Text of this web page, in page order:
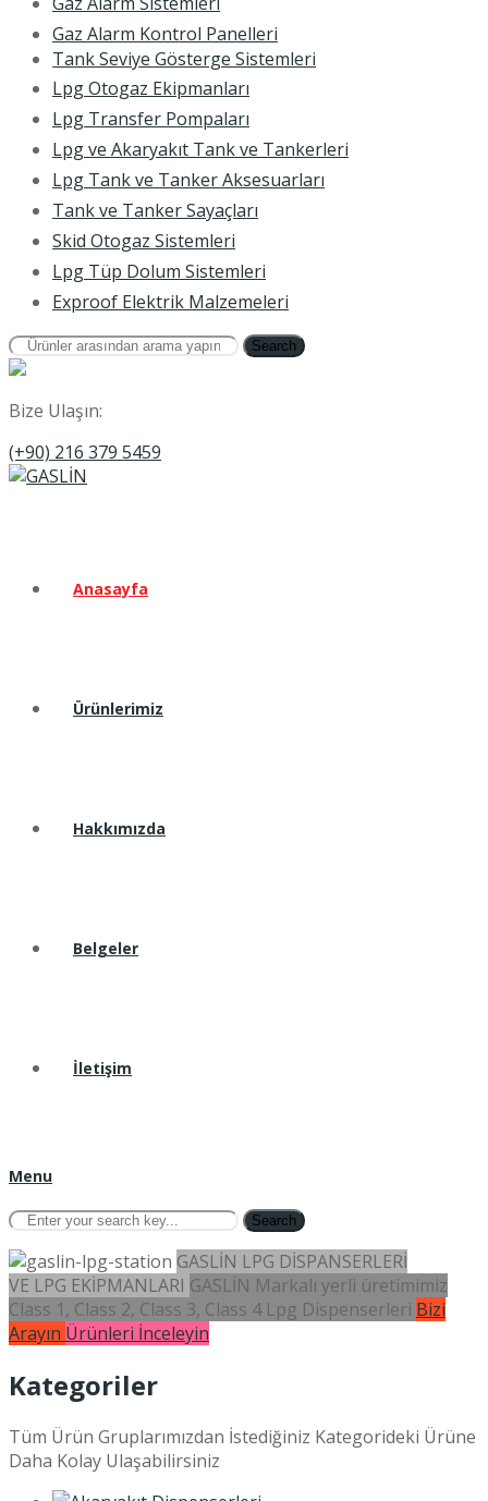
Gaz Alarm Kontrol Panelleri
Tank Seviye Gösterge Sistemleri
Lpg Otogaz Ekipmanları
Lpg Transfer Pompaları
Lpg ve Akaryakıt Tank ve Tankerleri
Lpg Tank ve Tanker Aksesuarları
Tank ve Tanker Sayaçları
Skid Otogaz Sistemleri
Lpg Tüp Dolum Sistemleri
Exproof Elektrik Malzemeleri
Search
Bize Ulaşın:
(+90) 216 379 5459
Anasayfa
Ürünlerimiz
Hakkımızda
Belgeler
İletişim
Menu
Search
GASLİN LPG DİSPANSERLERİ
VE LPG EKİPMANLARI GASLİN Markalı yerli üretimimiz
Class 1, Class 2, Class 3, Class 4 Lpg Dispenserleri Bizi
Arayın Ürünleri İnceleyin
Kategoriler
Tüm Ürün Gruplarımızdan İstediğiniz Kategorideki Ürüne
Daha Kolay Ulaşabilirsiniz